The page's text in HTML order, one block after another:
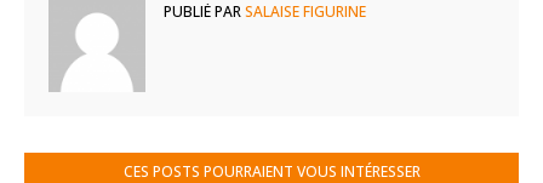
PUBLIÉ PARSALAISE FIGURINE
CES POSTS POURRAIENT VOUS INTÉRESSER